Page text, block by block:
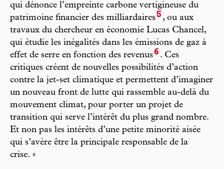
qui dénonce l’empreinte carbone vertigineuse du
patrimoine financier des milliardaires5 , ou aux
travaux du chercheur en économie Lucas Chancel,
qui étudie les inégalités dans les émissions de gaz à
effet de serre en fonction des revenus6 . Ces
critiques créent de nouvelles possibilités d’action
contre la jet-set climatique et permettent d’imaginer
un nouveau front de lutte qui rassemble au-delà du
mouvement climat, pour porter un projet de
transition qui serve l’intérêt du plus grand nombre.
Et non pas les intérêts d’une petite minorité aisée
qui s’avère être la principale responsable de la
crise. »